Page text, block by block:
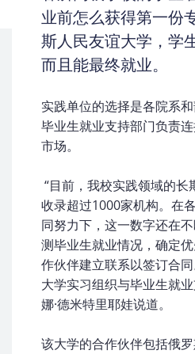
业前怎么获得第一份
斯人民友谊大学，学
而且能最终就业。
实践单位的选择是各院系
毕业生就业支持部门负责
市场。
“目前，我校实践领域的长
收录超过1000家机构。在
同努力下，这一数字还在
测毕业生就业情况，确定
作伙伴建立联系以签订合
大学实习组织与毕业生就
娜·德米特里耶娃说道。
该大学的合作伙伴包括俄